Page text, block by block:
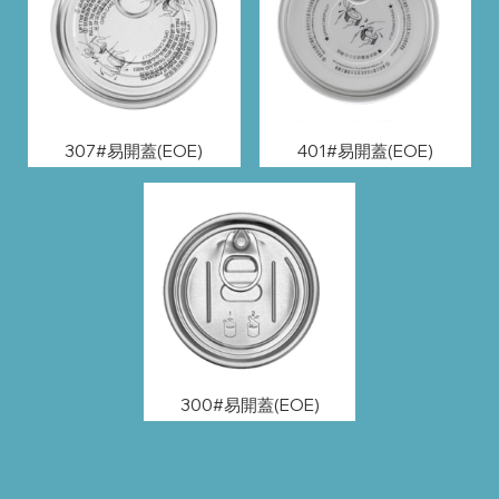
307#易開蓋(EOE) 401#易開蓋(EOE)
300#易開蓋(EOE)